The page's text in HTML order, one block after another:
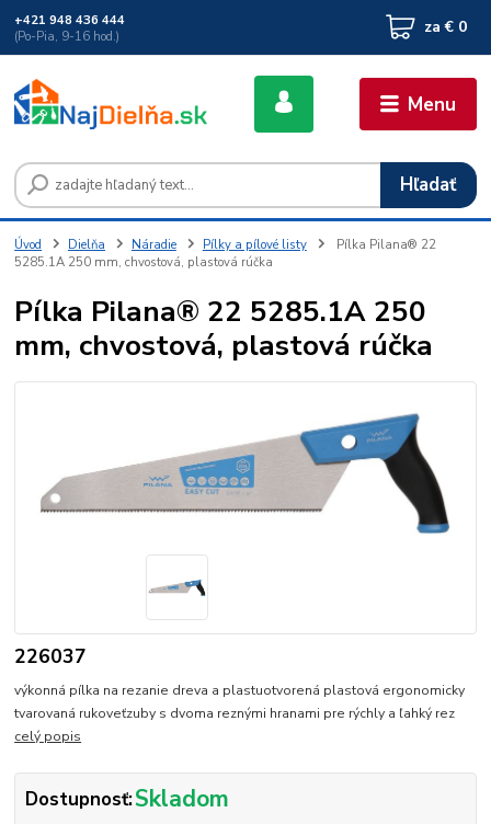
Menu
Hľadať
+421 948 436 444
(Po-Pia, 9-16 hod.)
za € 0
Úvod Dielňa Náradie Pílky a pílové listy
Pílka Pilana® 22
5285.1A 250 mm, chvostová, plastová rúčka
Pílka Pilana® 22 5285.1A 250
mm, chvostová, plastová rúčka
226037
výkonná pílka na rezanie dreva a plastuotvorená plastová ergonomicky
tvarovaná rukoveťzuby s dvoma reznými hranami pre rýchly a ľahký rez
celý popis
Dostupnosť:Skladom